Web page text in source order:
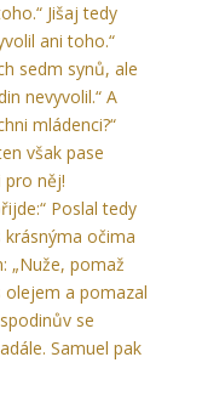
Jišaj tedy
ani toho.“
sedm synů, ale
nevyvolil.“ A
mládenci?“
však pase
pro něj!
Poslal tedy
očima
„Nuže, pomaž
olejem a pomazal
se
Samuel pak